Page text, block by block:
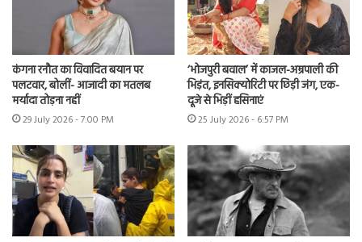
कंगना रनौत का विवादित बयान पर
पलटवार, बोलीं- आजादी का मतलब
मर्यादा तोड़ना नहीं
29 July 2026 - 7:00 PM
‘भोजपुरी बवाल’ में काजल-अम्रपाली की
भिड़ंत, इनसिक्योरिटी पर छिड़ी जंग, एक-
दूजे से भिड़ीं हसिनाएं
25 July 2026 - 6:57 PM